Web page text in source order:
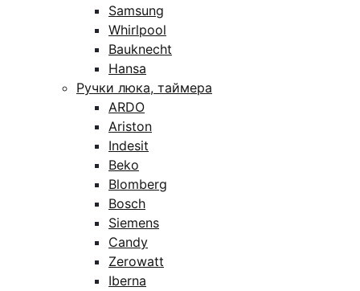
Samsung
Whirlpool
Bauknecht
Hansa
Ручки люка, таймера
ARDO
Ariston
Indesit
Beko
Blomberg
Bosch
Siemens
Candy
Zerowatt
Iberna